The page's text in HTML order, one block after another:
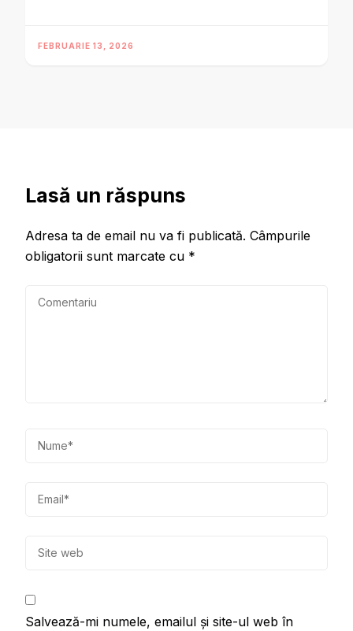
FEBRUARIE 13, 2026
Lasă un răspuns
Adresa ta de email nu va fi publicată. Câmpurile
obligatorii sunt marcate cu *
Salvează-mi numele, emailul și site-ul web în